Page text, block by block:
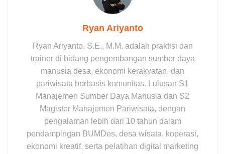
Ryan Ariyanto
Ryan Ariyanto, S.E., M.M. adalah praktisi dan
trainer di bidang pengembangan sumber daya
manusia desa, ekonomi kerakyatan, dan
pariwisata berbasis komunitas. Lulusan S1
Manajemen Sumber Daya Manusia dan S2
Magister Manajemen Pariwisata, dengan
pengalaman lebih dari 10 tahun dalam
pendampingan BUMDes, desa wisata, koperasi,
ekonomi kreatif, serta pelatihan digital marketing